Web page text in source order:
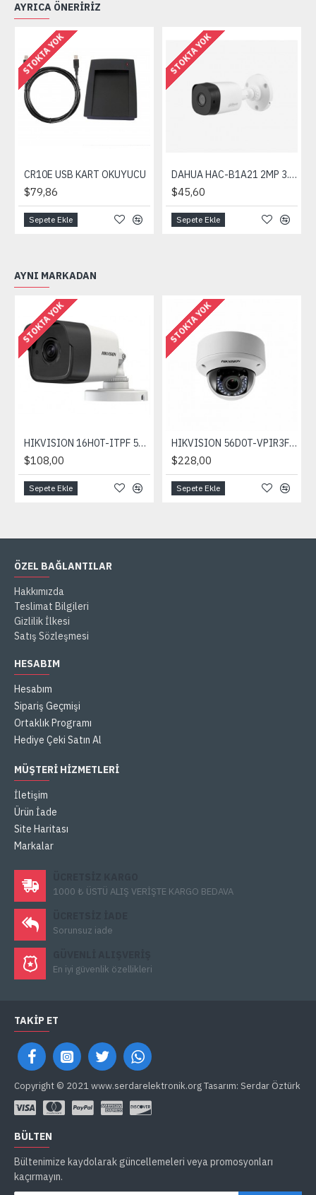
AYRICA ÖNERIRIZ
STOKTA YOK
CR10E USB KART OKUYUCU
$79,86
Sepete Ekle
STOKTA YOK
DAHUA HAC-B1A21 2MP 3.6mm HDCVI IR Bullet Kamera
$45,60
Sepete Ekle
AYNI MARKADAN
STOKTA YOK
HIKVISION 16H0T-ITPF 5MP 3,6mm EXIR Bullet Kamera (Plastik,IR:20mt)
$108,00
Sepete Ekle
STOKTA YOK
HIKVISION 56D0T-VPIR3F 1/2.7'' 1080p 2,8~12mm IR Dome Kamera
$228,00
Sepete Ekle
ÖZEL BAĞLANTILAR
Hakkımızda
Teslimat Bilgileri
Gizlilik İlkesi
Satış Sözleşmesi
HESABIM
Hesabım
Sipariş Geçmişi
Ortaklık Programı
Hediye Çeki Satın Al
MÜŞTERI HIZMETLERI
İletişim
Ürün İade
Site Haritası
Markalar
1000 ₺ ÜSTÜ ALIŞ VERİŞTE KARGO BEDAVA
Sorunsuz iade
En iyi güvenlik özellikleri
TAKIP ET
Copyright © 2021 www.serdarelektronik.org Tasarım: Serdar Öztürk
BÜLTEN
Bültenimize kaydolarak güncellemeleri veya promosyonları
kaçırmayın.